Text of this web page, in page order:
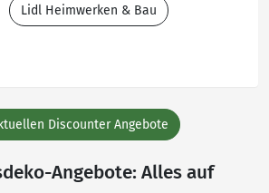
Lidl Heimwerken & Bau
Discounter Angebote
Angebote: Alles auf